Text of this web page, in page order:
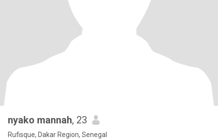
nyako mannah, 23
Rufisque, Dakar Region, Senegal